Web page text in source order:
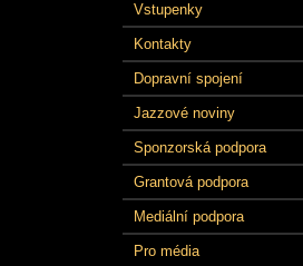
Vstupenky
Kontakty
Dopravní spojení
Jazzové noviny
Sponzorská podpora
Grantová podpora
Mediální podpora
Pro média